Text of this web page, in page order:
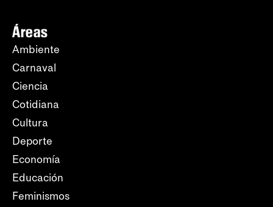
Áreas
Ambiente
Carnaval
Ciencia
Cotidiana
Cultura
Deporte
Economía
Educación
Feminismos